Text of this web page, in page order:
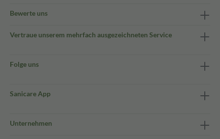
Bewerte uns
Vertraue unserem mehrfach ausgezeichneten Service
Folge uns
Sanicare App
Unternehmen